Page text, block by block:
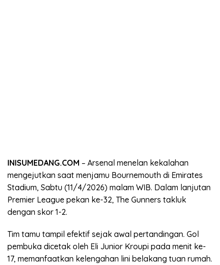
INISUMEDANG.COM – Arsenal menelan kekalahan
mengejutkan saat menjamu Bournemouth di Emirates
Stadium, Sabtu (11/4/2026) malam WIB. Dalam lanjutan
Premier League pekan ke-32, The Gunners takluk
dengan skor 1-2.
Tim tamu tampil efektif sejak awal pertandingan. Gol
pembuka dicetak oleh Eli Junior Kroupi pada menit ke-
17, memanfaatkan kelengahan lini belakang tuan rumah.